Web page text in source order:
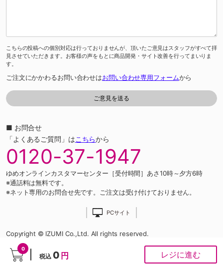
0
税込 0 円 レジに進む
こちらの投稿への個別対応は行っておりませんが、頂いたご意見はスタッフがすべて拝
見させていただきます。お客様の声をもとに商品開発・サイト改善を行ってまいりま
す。
ご注文にかかわるお問い合わせはお問い合わせ専用フォームから
■ お問合せ
「よくあるご質問」はこちらから
0120-37-1947
ゆめオンラインカスタマーセンター［受付時間］あさ10時～夕方6時
※通話料は無料です。
※ネット専用のお問合せ先です。ご注文は受け付けておりません。
PCサイト
Copyright © IZUMI Co.,Ltd. All rights reserved.